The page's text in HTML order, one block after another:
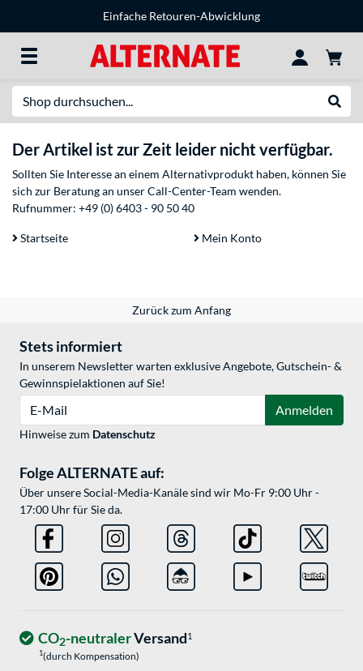
Einfache Retouren-Abwicklung
Der Artikel ist zur Zeit leider nicht verfügbar.
Sollten Sie Interesse an einem Alternativprodukt haben, können Sie
sich zur Beratung an unser Call-Center-Team wenden.
Rufnummer: +49 (0) 6403 - 90 50 40
Startseite Mein Konto
Zurück zum Anfang
Stets informiert
In unserem Newsletter warten exklusive Angebote, Gutschein- &
Gewinnspielaktionen auf Sie!
Anmelden
Hinweise zum Datenschutz
Folge ALTERNATE auf:
Über unsere Social-Media-Kanäle sind wir Mo-Fr 9:00 Uhr -
17:00 Uhr für Sie da.
CO2-neutralerVersand1
1(durch Kompensation)